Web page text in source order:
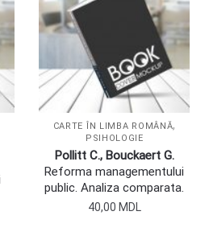
CARTE ÎN LIMBA ROMÂNĂ,
PSIHOLOGIE
Pollitt C., Bouckaert G.
Reforma managementului
public. Analiza comparata.
40,00 MDL